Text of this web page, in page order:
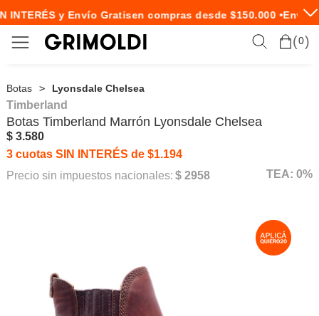
INTERÉS y Envío Gratisen compras desde $150.000 •Envío
0
Botas Lyonsdale Chelsea
Timberland
Botas Timberland Marrón Lyonsdale Chelsea
$ 3.580
3 cuotas SIN INTERÉS de $1.194
Precio sin impuestos nacionales: $ 2958 TEA: 0%